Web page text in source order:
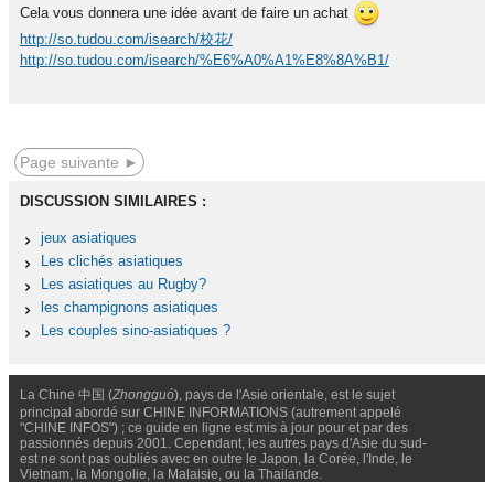
Cela vous donnera une idée avant de faire un achat
http://so.tudou.com/isearch/校花/
http://so.tudou.com/isearch/%E6%A0%A1%E8%8A%B1/
Page suivante ►
DISCUSSION SIMILAIRES :
jeux asiatiques
Les clichés asiatiques
Les asiatiques au Rugby?
les champignons asiatiques
Les couples sino-asiatiques ?
La Chine 中国 (Zhongguó), pays de l'Asie orientale, est le sujet
principal abordé sur CHINE INFORMATIONS (autrement appelé
"CHINE INFOS") ; ce guide en ligne est mis à jour pour et par des
passionnés depuis 2001. Cependant, les autres pays d'Asie du sud-
est ne sont pas oubliés avec en outre le Japon, la Corée, l'Inde, le
Vietnam, la Mongolie, la Malaisie, ou la Thailande.